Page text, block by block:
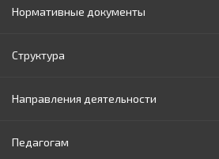
Нормативные документы
Законы РМ
Нормативные акты Правительства РМ
Нормативные документы МОИ
Структура
Руководство
Административный совет
Направления деятельности
Раннее образование
Педагогам